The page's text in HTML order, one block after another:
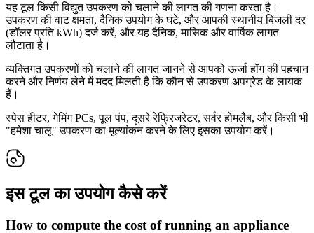
यह टूल किसी विद्युत उपकरण को चलाने की लागत की गणना करता है।
उपकरण की वाट क्षमता, दैनिक उपयोग के घंटे, और आपकी स्थानीय बिजली दर
(डॉलर प्रति kWh) दर्ज करें, और यह दैनिक, मासिक और वार्षिक लागत
लौटाता है।
व्यक्तिगत उपकरणों को चलाने की लागत जानने से आपको ऊर्जा हॉग की पहचान
करने और निर्णय लेने में मदद मिलती है कि कौन से उपकरण अपग्रेड के लायक
हैं।
स्पेस हीटर, गेमिंग PCs, पूल पंप, दूसरे रेफ्रिजरेटर, सर्वर होमलैब, और किसी भी
"हमेशा चालू" उपकरण का मूल्यांकन करने के लिए इसका उपयोग करें।
इस टूल का उपयोग कैसे करें
How to compute the cost of running an appliance